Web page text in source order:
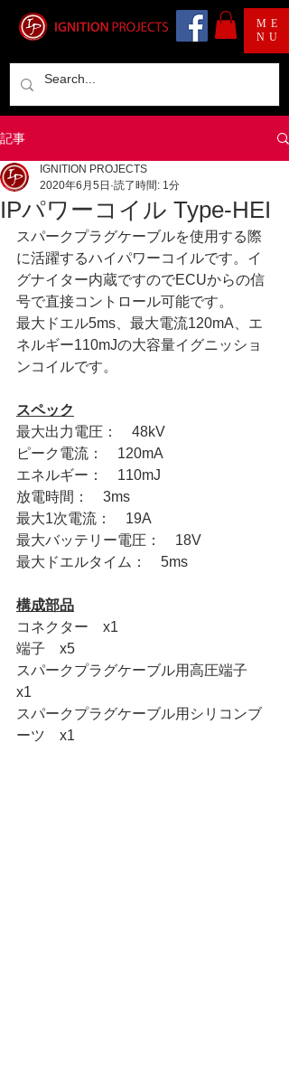
ME
NU
記事
IPパワーコイル Type-HEI
IGNITION PROJECTS
2020年6月5日 読了時間: 1分
スパークプラグケーブルを使用する際
に活躍するハイパワーコイルです。イ
グナイター内蔵ですのでECUからの信
号で直接コントロール可能です。
最大ドエル5ms、最大電流120mA、エ
ネルギー110mJの大容量イグニッショ
ンコイルです。
スペック
最大出力電圧：　48kV
ピーク電流：　120mA
エネルギー：　110mJ
放電時間：　3ms
最大1次電流：　19A
最大バッテリー電圧：　18V
最大ドエルタイム：　5ms
構成部品
コネクター　x1
端子　x5
スパークプラグケーブル用高圧端子
x1
スパークプラグケーブル用シリコンブ
ーツ　x1